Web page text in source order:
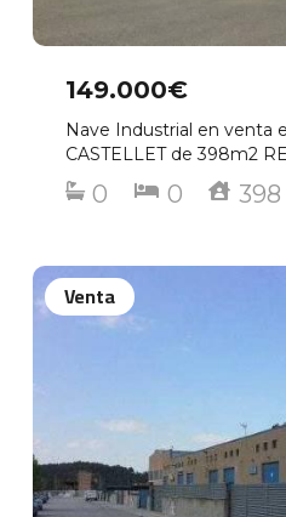
149.000€
Nave Industrial en venta
CASTELLET de 398m2
0 0 398
Venta